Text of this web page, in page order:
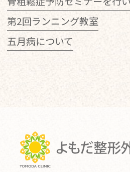
第2回ランニング教室
五月病について